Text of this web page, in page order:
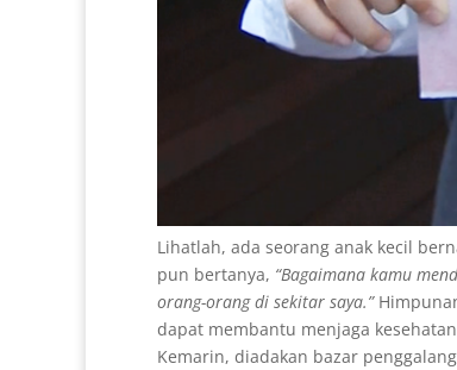
Lihatlah, ada seorang anak kecil
pun bertanya, “Bagaimana kamu
orang-orang di sekitar saya.”
dapat membantu menjaga
Kemarin, diadakan bazar